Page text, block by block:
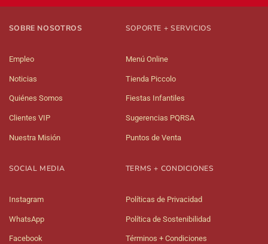
SOBRE NOSOTROS
Empleo
Noticias
Quiénes Somos
Clientes VIP
Nuestra Misión
SOPORTE + SERVICIOS
Menú Online
Tienda Piccolo
Fiestas Infantiles
Sugerencias PQRSA
Puntos de Venta
SOCIAL MEDIA
Instagram
WhatsApp
Facebook
TERMS + CONDICIONES
Políticas de Privacidad
Política de Sostenibilidad
Términos + Condiciones